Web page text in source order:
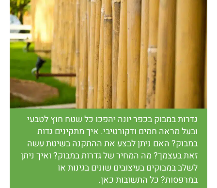
גדרות במבוק בכפר יונה יהפכו כל שטח חוץ לטבעי
ובעל מראה חמים ודקורטיבי. איך מתקינים גדות
במבוק? האם ניתן לבצע את ההתקנה בשיטת עשה
זאת בעצמך? מה המחיר של גדרות במבוק? ואיך ניתן
לשלב במבוקים בעיצובים שונים בגינות או
במרפסות? כל התשובות כאן.